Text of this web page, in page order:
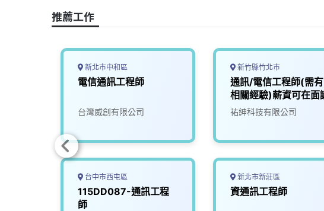
k
推薦工作
新北市中和區
電信通訊工程師
台灣威創有限公司
台中市西屯區
115DD087-通訊工程
師
新竹縣竹北市
通訊/電信工程師(需有
相關經驗)薪資可在面
祐紳科技有限公司
新北市新莊區
資通訊工程師